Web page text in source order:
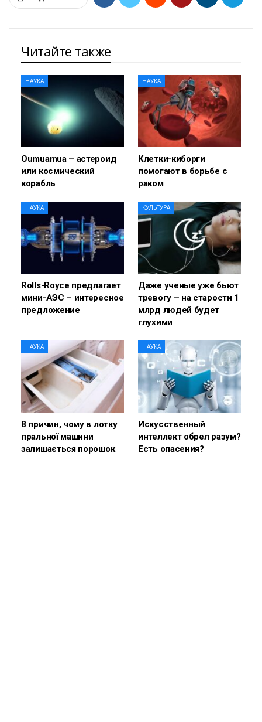
Читайте также
НАУКА
Oumuamua – астероид
или космический
корабль
НАУКА
Клетки-киборги
помогают в борьбе с
раком
НАУКА
Rolls-Royce предлагает
мини-АЭС – интересное
предложение
КУЛЬТУРА
Даже ученые уже бьют
тревогу – на старости 1
млрд людей будет
глухими
НАУКА
8 причин, чому в лотку
пральної машини
залишається порошок
НАУКА
Искусственный
интеллект обрел разум?
Есть опасения?